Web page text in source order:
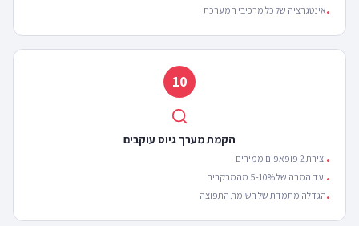
•אינטגרציה של כל מרכיבי המערכת
10
הקמת מערך גיוס עוקבים
•יצירת 2 פופאפים ממירים
•יעד המרה של 5-10% מהמבקרים
•הגדלה מתמדת של רשימת התפוצה